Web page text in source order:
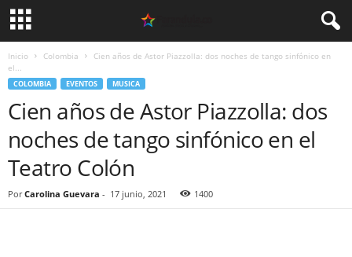
Inicio Colombia
Cien años de Astor Piazzolla: dos noches de tango sinfónico en
el...
COLOMBIA EVENTOS MUSICA
Cien años de Astor Piazzolla: dos
noches de tango sinfónico en el
Teatro Colón
Por Carolina Guevara - 17 junio, 2021 1400